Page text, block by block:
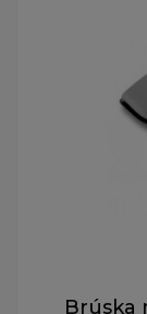
Brúska